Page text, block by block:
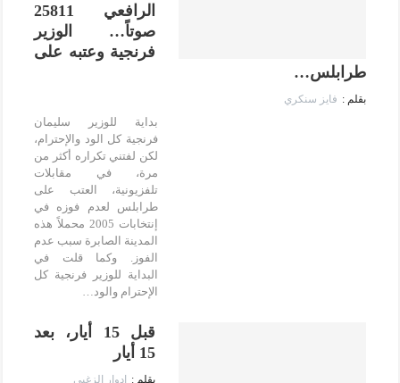
الرافعي 25811
صوتاً… الوزير
فرنجية وعتبه على
طرابلس…
فايز سنكري
بداية للوزير سليمان
فرنجية كل الود والإحترام،
لكن لفتني تكراره أكثر من
مرة، في مقابلات
تلفزيونية، العتب على
طرابلس لعدم فوزه في
إنتخابات 2005 محملاً هذه
المدينة الصابرة سبب عدم
الفوز. وكما قلت في
البداية للوزير فرنجية كل
الإحترام والود…
قبل 15 أيار، بعد
15 أيار
ادوار الزغبي